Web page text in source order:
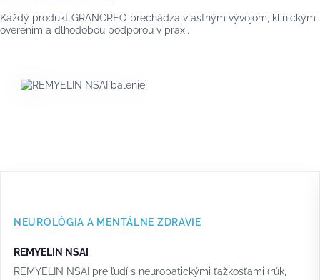
Každý produkt GRANCREO prechádza vlastným vývojom, klinickým
overením a dlhodobou podporou v praxi.
NEUROLÓGIA A MENTÁLNE ZDRAVIE
REMYELIN NSAI
REMYELIN NSAI pre ľudí s neuropatickými ťažkosťami (rúk,